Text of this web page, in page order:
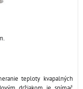
teploty kvapalných